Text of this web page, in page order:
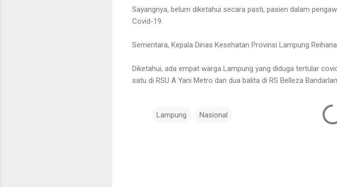
Sayangnya, belum diketahui secara pasti, pasien dalam
Covid-19.
Sementara, Kepala Dinas Kesehatan Provinsi Lampung
Diketahui, ada empat warga Lampung yang diduga tertular
satu di RSU A Yani Metro dan dua balita di RS Belleza
Lampung Nasional